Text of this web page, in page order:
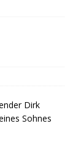
Dirk
Sohnes